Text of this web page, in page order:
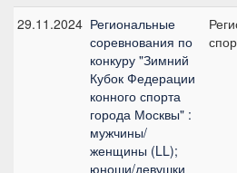
29.11.2024 Региональные
соревнования по
конкуру "Зимний
Кубок Федерации
конного спорта
города Москвы" :
мужчины/
женщины (LL);
юноши/девушки